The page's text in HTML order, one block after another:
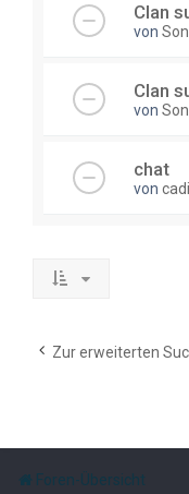
Clan
von
Clan
von
chat
von cadi
Zur erweiterten
Foren-Übersicht